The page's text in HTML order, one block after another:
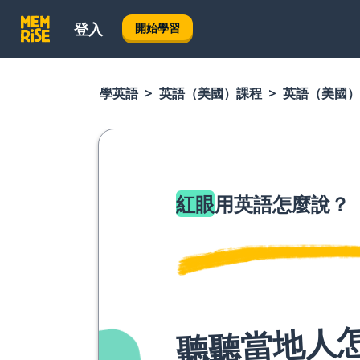
登入 開始學習
學英語 英語（美國）課程 英語（美國
紅眼用英語怎麼說？
聽聽當地人